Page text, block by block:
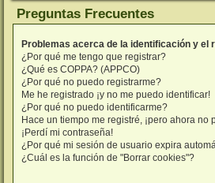
Preguntas Frecuentes
Problemas acerca de la identificación y el
¿Por qué me tengo que registrar?
¿Qué es COPPA? (APPCO)
¿Por qué no puedo registrarme?
Me he registrado ¡y no me puedo identificar!
¿Por qué no puedo identificarme?
Hace un tiempo me registré, ¡pero ahora no
¡Perdí mi contraseña!
¿Por qué mi sesión de usuario expira
¿Cuál es la función de "Borrar cookies"?